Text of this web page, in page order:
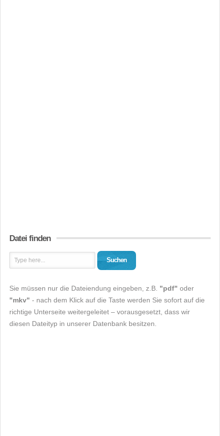
Datei finden
Suchen
Sie müssen nur die Dateiendung eingeben, z.B. "pdf" oder
"mkv" - nach dem Klick auf die Taste werden Sie sofort auf die
richtige Unterseite weitergeleitet – vorausgesetzt, dass wir
diesen Dateityp in unserer Datenbank besitzen.